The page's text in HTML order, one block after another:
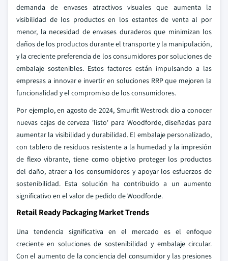
demanda de envases atractivos visuales que aumenta la
visibilidad de los productos en los estantes de venta al por
menor, la necesidad de envases duraderos que minimizan los
daños de los productos durante el transporte y la manipulación,
y la creciente preferencia de los consumidores por soluciones de
embalaje sostenibles. Estos factores están impulsando a las
empresas a innovar e invertir en soluciones RRP que mejoren la
funcionalidad y el compromiso de los consumidores.
Por ejemplo, en agosto de 2024, Smurfit Westrock dio a conocer
nuevas cajas de cerveza 'listo' para Woodforde, diseñadas para
aumentar la visibilidad y durabilidad. El embalaje personalizado,
con tablero de residuos resistente a la humedad y la impresión
de flexo vibrante, tiene como objetivo proteger los productos
del daño, atraer a los consumidores y apoyar los esfuerzos de
sostenibilidad. Esta solución ha contribuido a un aumento
significativo en el valor de pedido de Woodforde.
Retail Ready Packaging Market Trends
Una tendencia significativa en el mercado es el enfoque
creciente en soluciones de sostenibilidad y embalaje circular.
Con el aumento de la conciencia del consumidor y las presiones